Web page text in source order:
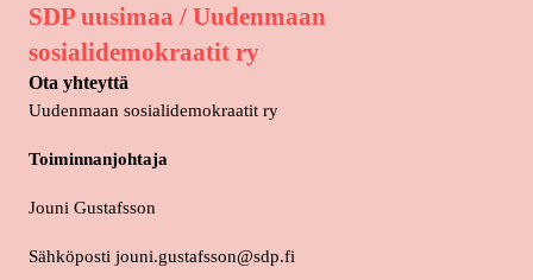
SDP uusimaa / Uudenmaan
sosialidemokraatit ry
Ota yhteyttä
Uudenmaan sosialidemokraatit ry
Toiminnanjohtaja
Jouni Gustafsson
Sähköposti jouni.gustafsson@sdp.fi